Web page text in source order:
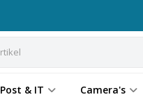
Post & IT Camera's